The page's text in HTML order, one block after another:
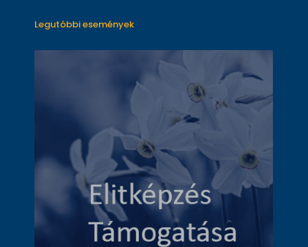
Legutóbbi események